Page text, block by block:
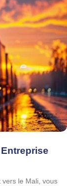
vers le Mali, vous